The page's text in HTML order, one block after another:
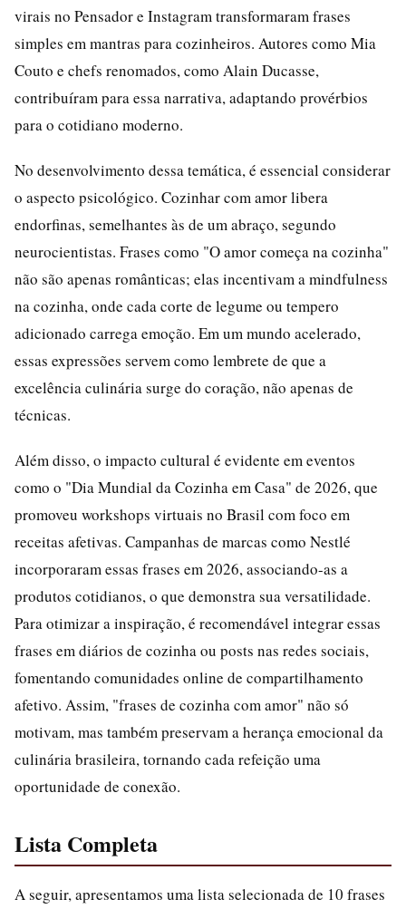
virais no Pensador e Instagram transformaram frases
simples em mantras para cozinheiros. Autores como Mia
Couto e chefs renomados, como Alain Ducasse,
contribuíram para essa narrativa, adaptando provérbios
para o cotidiano moderno.
No desenvolvimento dessa temática, é essencial considerar
o aspecto psicológico. Cozinhar com amor libera
endorfinas, semelhantes às de um abraço, segundo
neurocientistas. Frases como "O amor começa na cozinha"
não são apenas românticas; elas incentivam a mindfulness
na cozinha, onde cada corte de legume ou tempero
adicionado carrega emoção. Em um mundo acelerado,
essas expressões servem como lembrete de que a
excelência culinária surge do coração, não apenas de
técnicas.
Além disso, o impacto cultural é evidente em eventos
como o "Dia Mundial da Cozinha em Casa" de 2026, que
promoveu workshops virtuais no Brasil com foco em
receitas afetivas. Campanhas de marcas como Nestlé
incorporaram essas frases em 2026, associando-as a
produtos cotidianos, o que demonstra sua versatilidade.
Para otimizar a inspiração, é recomendável integrar essas
frases em diários de cozinha ou posts nas redes sociais,
fomentando comunidades online de compartilhamento
afetivo. Assim, "frases de cozinha com amor" não só
motivam, mas também preservam a herança emocional da
culinária brasileira, tornando cada refeição uma
oportunidade de conexão.
Lista Completa
A seguir, apresentamos uma lista selecionada de 10 frases